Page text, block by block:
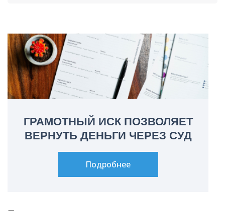
ГРАМОТНЫЙ ИСК ПОЗВОЛЯЕТ
ВЕРНУТЬ ДЕНЬГИ ЧЕРЕЗ СУД
Подробнее